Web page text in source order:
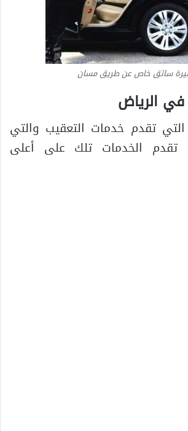
سائق خاص عن طريق مسان
الرياض
تقدم خدمات التعقيب والتي
الخدمات تلك على أعلى